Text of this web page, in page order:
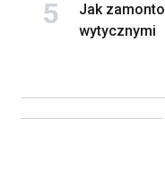
Jak
wytycznymi